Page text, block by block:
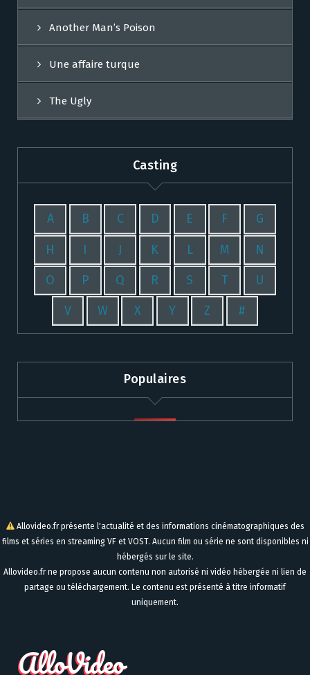
Another Man’s Poison
Une affaire turque
The Ugly
Casting
A B C D E F G
H I J K L M N
O P Q R S T U
V W X Y Z #
Populaires
Allovideo.fr présente l'actualité et des informations cinématographiques des
films et séries en streaming VF et VOST. Aucun film ou série ne sont disponibles ni
hébergés sur le site.
Allovideo.fr ne propose aucun contenu non autorisé ni vidéo hébergée ni lien de
partage ou téléchargement. Le contenu est présenté à titre informatif
uniquement.